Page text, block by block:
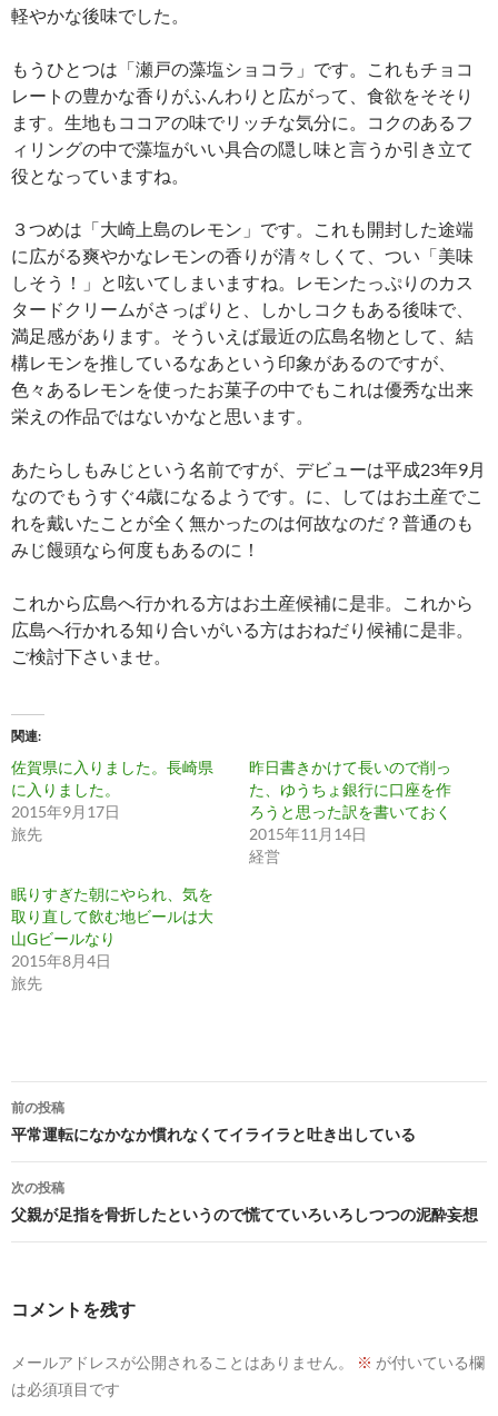
軽やかな後味でした。
もうひとつは「瀬戸の藻塩ショコラ」です。これもチョコ
レートの豊かな香りがふんわりと広がって、食欲をそそり
ます。生地もココアの味でリッチな気分に。コクのあるフ
ィリングの中で藻塩がいい具合の隠し味と言うか引き立て
役となっていますね。
３つめは「大崎上島のレモン」です。これも開封した途端
に広がる爽やかなレモンの香りが清々しくて、つい「美味
しそう！」と呟いてしまいますね。レモンたっぷりのカス
タードクリームがさっぱりと、しかしコクもある後味で、
満足感があります。そういえば最近の広島名物として、結
構レモンを推しているなあという印象があるのですが、
色々あるレモンを使ったお菓子の中でもこれは優秀な出来
栄えの作品ではないかなと思います。
あたらしもみじという名前ですが、デビューは平成23年9月
なのでもうすぐ4歳になるようです。に、してはお土産でこ
れを戴いたことが全く無かったのは何故なのだ？普通のも
みじ饅頭なら何度もあるのに！
これから広島へ行かれる方はお土産候補に是非。これから
広島へ行かれる知り合いがいる方はおねだり候補に是非。
ご検討下さいませ。
関連
佐賀県に入りました。長崎県
に入りました。
2015年9月17日
旅先
昨日書きかけて長いので削っ
た、ゆうちょ銀行に口座を作
ろうと思った訳を書いておく
2015年11月14日
経営
眠りすぎた朝にやられ、気を
取り直して飲む地ビールは大
山Gビールなり
2015年8月4日
旅先
投
稿
ナ
ビ
ゲ
ョ
前の投稿
平常運転になかなか慣れなくてイライラと吐き出している
次の投稿
父親が足指を骨折したというので慌てていろいろしつつの泥酔妄想
コメントを残す
メールアドレスが公開されることはありません。 ※ が付いている欄
は必須項目です